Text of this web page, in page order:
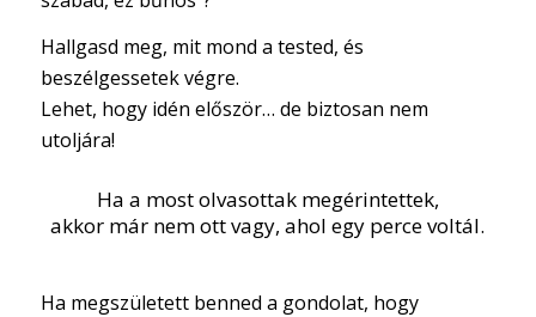
Hallgasd meg, mit mond a tested, és
beszélgessetek végre.
Lehet, hogy idén először… de biztosan nem
utoljára!
Ha a most olvasottak megérintettek,
akkor már nem ott vagy, ahol egy perce voltál.
Ha megszületett benned a gondolat, hogy